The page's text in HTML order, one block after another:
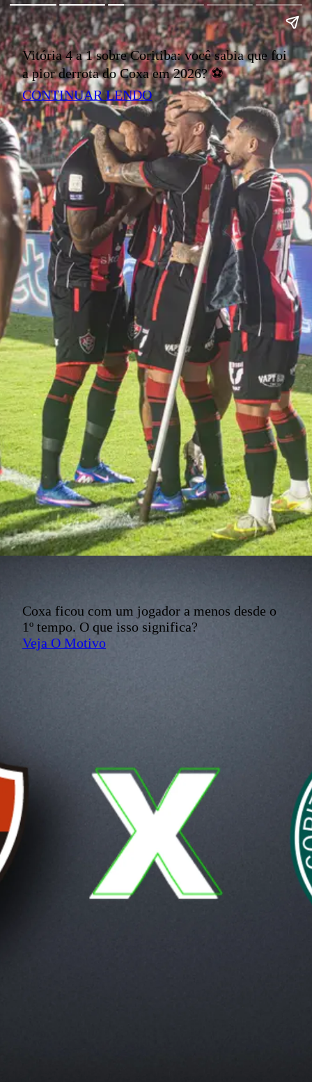
Vitória 4 a 1 sobre Coritiba: você sabia que foi
a pior derrota do Coxa em 2026? ⚽
CONTINUAR LENDO
Coxa ficou com um jogador a menos desde o
1º tempo. O que isso significa?
Veja O Motivo